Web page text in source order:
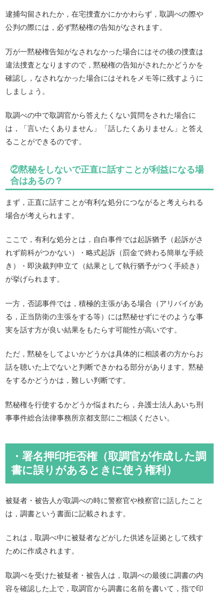
逮捕勾留されたか，在宅捜査かにかかわらず，取調べの際や
公判の際には，必ず黙秘権の告知がなされます。
万が一黙秘権告知がなされなかった場合にはその後の捜査は
違法捜査となりますので，黙秘権の告知がされたかどうかを
確認し，なされなかった場合にはそれをメモ等に残すように
しましょう。
取調べの中で取調官から答えたくない質問をされた場合に
は，「言いたくありません」「話したくありません」と答え
ることができるのです。
②黙秘をしないで正直に話すことが利益になる場
合はあるの？
まず，正直に話すことが有利な処分につながると考えられる
場合が考えられます。
ここで，有利な処分とは，自白事件では起訴猶予（起訴がさ
れず前科がつかない）・略式起訴（罰金で終わる簡単な手続
き）・即決裁判申立て（結果として執行猶予がつく手続き）
が挙げられます。
一方，否認事件では，積極的主張がある場合（アリバイがあ
る，正当防衛の主張をする等）には黙秘せずにそのような事
実を話す方が良い結果をもたらす可能性が高いです。
ただ，黙秘をしてよいかどうかは具体的に相談者の方からお
話を聴いた上でないと判断できかねる部分があります。黙秘
をするかどうかは，難しい判断です。
黙秘権を行使するかどうか悩まれたら，弁護士法人あいち刑
事事件総合法律事務所京都支部にご相談ください。
・署名押印拒否権（取調官が作成した調
書に誤りがあるときに使う権利）
被疑者・被告人が取調べの時に警察官や検察官に話したこと
は，調書という書面に記載されます。
これは，取調べ中に被疑者などがした供述を証拠として残す
ために作成されます。
取調べを受けた被疑者・被告人は，取調べの最後に調書の内
容を確認した上で，取調官から調書に名前を書いて，指で印